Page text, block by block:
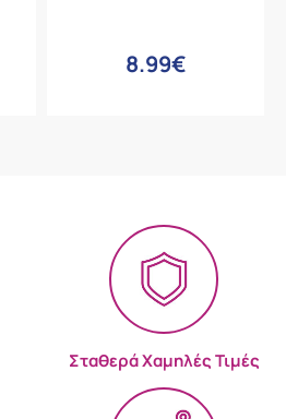
8.99€
Σταθερά Χαμηλές Τιμές